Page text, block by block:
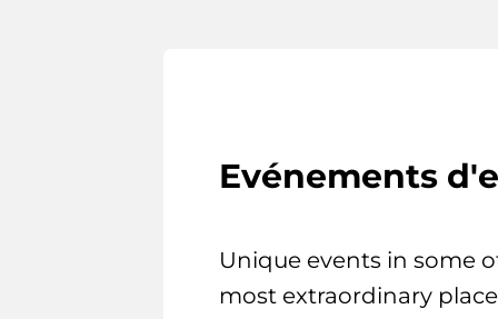
Evénements
Unique events in some
most extraordinary